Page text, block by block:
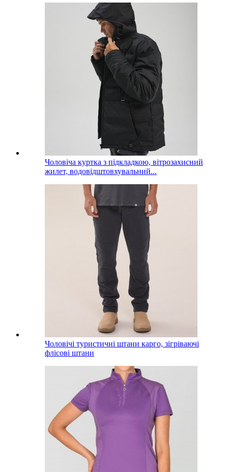
Чоловіча куртка з підкладкою, вітрозахисний
жилет, водовідштовхувальний...
Чоловічі туристичні штани карго, зігріваючі
флісові штани